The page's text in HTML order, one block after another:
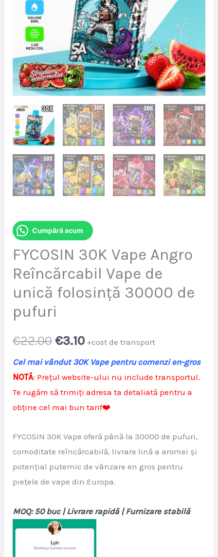
Cumpără acum
FYCOSIN 30K Vape Angro
Reîncărcabil Vape de
unică folosință 30000 de
pufuri
€22.00 Original
price
was:
€22.00.
€3.10Current
price
€3.10.
+cost de transport
Cel mai vândut 30K Vape pentru comenzi en-gros
NOTĂ: Prețul website-ului nu include transportul.
Te rugăm să trimiți adresa ta detaliată pentru a
obține cel mai bun tarif❤️
FYCOSIN 30K Vape oferă până la 30000 de pufuri,
comoditate reîncărcabilă, livrare lină a aromei și
potențial puternic de vânzare en gros pentru
piețele de vape din Europa.
MOQ: 50 buc | Livrare rapidă | Furnizare stabilă